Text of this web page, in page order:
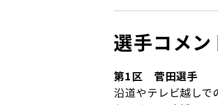
選手コメン
第1区 菅田選手
沿道やテレビ越しで